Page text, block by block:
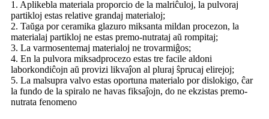
1. Aplikebla materiala proporcio de la malriĉuloj, la pulvoraj
partikloj estas relative grandaj materialoj;
2. Taŭga por ceramika glazuro miksanta mildan procezon, la
materialaj partikloj ne estas premo-nutrataj aŭ rompitaj;
3. La varmosentemaj materialoj ne trovarmiĝos;
4. En la pulvora miksadprocezo estas tre facile aldoni
laborkondiĉojn aŭ provizi likvaĵon al pluraj ŝprucaj elirejoj;
5. La malsupra valvo estas oportuna materialo por dislokigo, ĉar
la fundo de la spiralo ne havas fiksaĵojn, do ne ekzistas premo-
nutrata fenomeno